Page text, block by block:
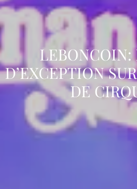
LEBONCOIN:
D’EXCEPTION
DE